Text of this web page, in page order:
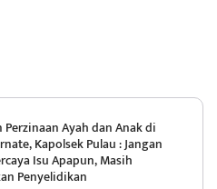
Perzinaan Ayah dan Anak di
Kapolsek Pulau : Jangan
Isu Apapun, Masih
Penyelidikan